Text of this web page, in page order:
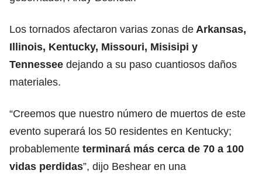
Los tornados afectaron varias zonas de Arkansas,
Illinois, Kentucky, Missouri, Misisipi y
Tennessee dejando a su paso cuantiosos daños
materiales.
“Creemos que nuestro número de muertos de este
evento superará los 50 residentes en Kentucky;
probablemente terminará más cerca de 70 a 100
vidas perdidas”, dijo Beshear en una